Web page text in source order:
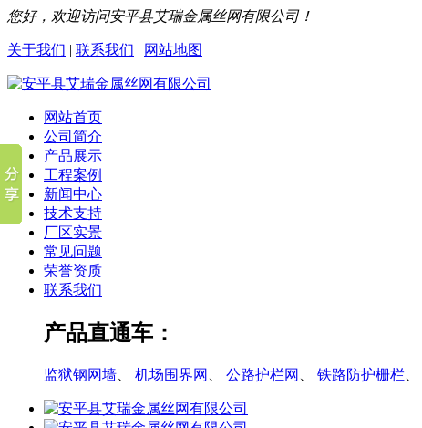
您好，欢迎访问安平县艾瑞金属丝网有限公司！
关于我们 | 联系我们 | 网站地图
网站首页
公司简介
产品展示
工程案例
新闻中心
技术支持
厂区实景
常见问题
荣誉资质
联系我们
产品直通车：
监狱钢网墙 机场围界网 公路护栏网 铁路防护栅栏